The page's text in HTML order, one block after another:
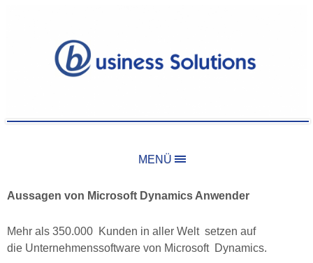
MENÜ
Aussagen von Microsoft Dynamics Anwender
Mehr als 350.000 Kunden in aller Welt setzen auf
die Unternehmenssoftware von Microsoft Dynamics.